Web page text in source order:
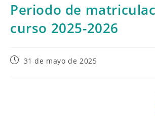
Periodo de
curso 2025-2026
Publicación
31 de mayo de 2025